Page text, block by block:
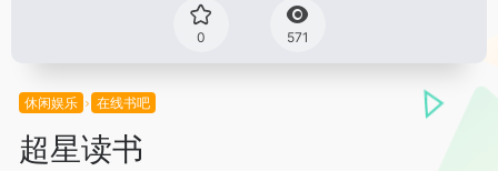
0 571
休闲娱乐 在线书吧
超星读书